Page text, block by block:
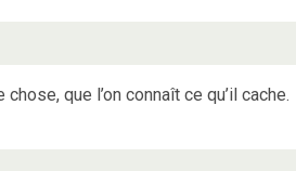
que l’on connaît ce qu’il cache.